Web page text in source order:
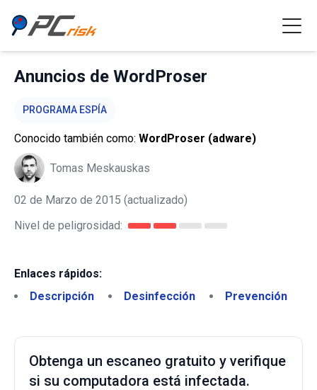
Anuncios de WordProser
PROGRAMA ESPÍA
Conocido también como: WordProser (adware)
Tomas Meskauskas
02 de Marzo de 2015 (actualizado)
Nivel de peligrosidad:
Enlaces rápidos:
Descripción
Desinfección Prevención
Obtenga un escaneo gratuito y verifique
si su computadora está infectada.